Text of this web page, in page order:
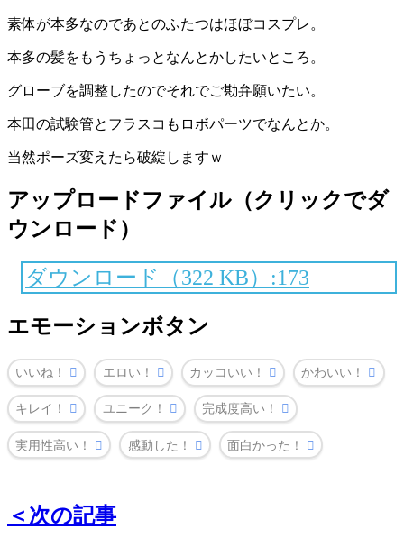
素体が本多なのであとのふたつはほぼコスプレ。
本多の髪をもうちょっとなんとかしたいところ。
グローブを調整したのでそれでご勘弁願いたい。
本田の試験管とフラスコもロボパーツでなんとか。
当然ポーズ変えたら破綻しますｗ
アップロードファイル（クリックでダ
ウンロード）
ダウンロード（322 KB）:173
エモーションボタン
いいね！ エロい！ カッコいい！ かわいい！
キレイ！ ユニーク！ 完成度高い！
実用性高い！ 感動した！ 面白かった！
＜次の記事